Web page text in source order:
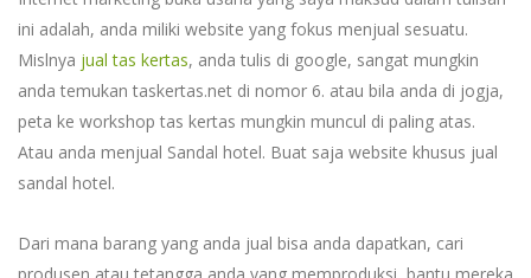
ini adalah, anda miliki website yang fokus menjual sesuatu.
Mislnya jual tas kertas, anda tulis di google, sangat mungkin
anda temukan taskertas.net di nomor 6. atau bila anda di jogja,
peta ke workshop tas kertas mungkin muncul di paling atas.
Atau anda menjual Sandal hotel. Buat saja website khusus jual
sandal hotel.
Dari mana barang yang anda jual bisa anda dapatkan, cari